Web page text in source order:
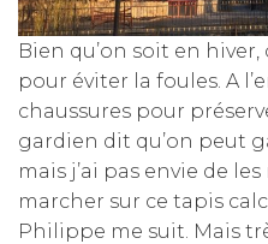
Bien qu’on soit en
pour éviter la foules. A
chaussures pour
gardien dit qu’on peut
mais j’ai pas envie de
marcher sur ce tapis
Philippe me suit. Mais